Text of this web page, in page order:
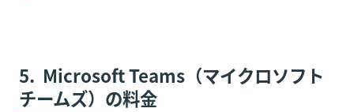
5.  Microsoft Teams（マイクロソフト
チームズ）の料金